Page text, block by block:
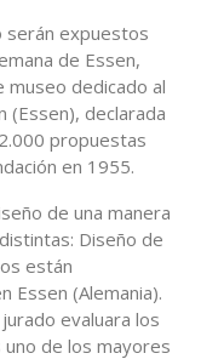
serán expuestos
de Essen,
dedicado al
(Essen), declarada
propuestas
en 1955.
de una manera
Diseño de
están
Essen (Alemania).
evaluara los
de los mayores